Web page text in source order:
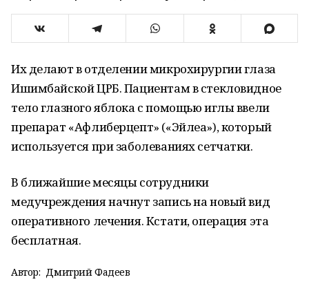
Их делают в отделении микрохирургии глаза
Ишимбайской ЦРБ. Пациентам в стекловидное
тело глазного яблока с помощью иглы ввели
препарат «Афлиберцепт» («Эйлеа»), который
используется при заболеваниях сетчатки.
В ближайшие месяцы сотрудники
медучреждения начнут запись на новый вид
оперативного лечения. Кстати, операция эта
бесплатная.
Автор: Дмитрий Фадеев